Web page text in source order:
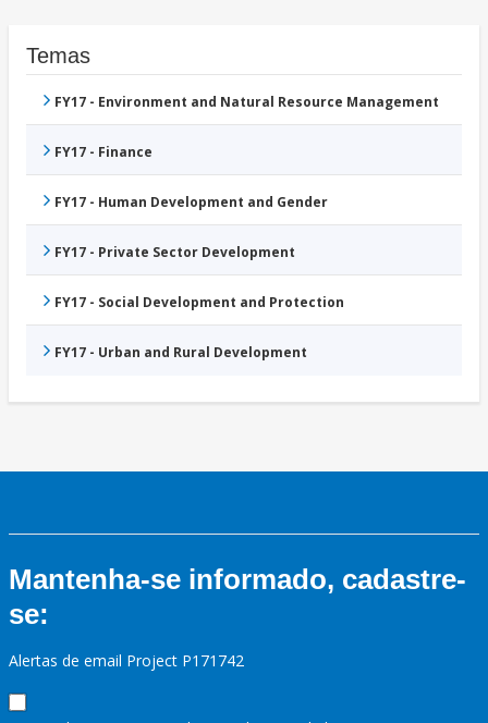
Temas
FY17 - Environment and Natural Resource Management
FY17 - Finance
FY17 - Human Development and Gender
FY17 - Private Sector Development
FY17 - Social Development and Protection
FY17 - Urban and Rural Development
Mantenha-se informado, cadastre-
se:
Alertas de email Project P171742